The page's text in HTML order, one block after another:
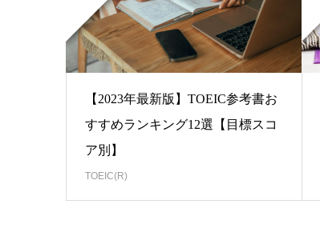
【2023年最新版】TOEIC参考書お
すすめランキング12選【目標スコ
ア別】
TOEIC(R)